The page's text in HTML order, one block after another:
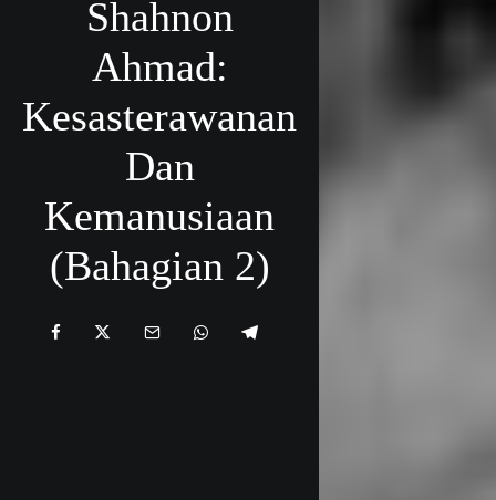
Shahnon
Ahmad:
Kesasterawanan
Dan
Kemanusiaan
(Bahagian 2)